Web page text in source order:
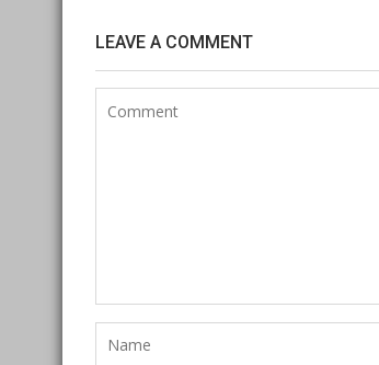
LEAVE A COMMENT